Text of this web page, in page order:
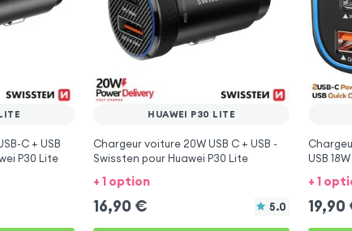
C + USB
P30 Lite
HUAWEI P30 LITE
Chargeur voiture 20W USB C + USB -
Swissten pour Huawei P30 Lite
+ 1 option
16,90 € 5.0
USB
+ 1
19,90